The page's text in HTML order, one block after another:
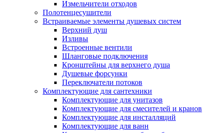
Измельчители отходов
Полотенцесушители
Встраиваемые элементы душевых систем
Верхний душ
Изливы
Встроенные вентили
Шланговые подключения
Кронштейны для верхнего душа
Душевые форсунки
Переключатели потоков
Комплектующие для сантехники
Комплектующие для унитазов
Комплектующие для смесителей и кранов
Комплектующие для инсталляций
Комплектующие для ванн